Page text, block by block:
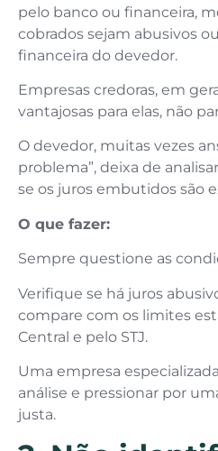
pelo banco ou financeira,
cobrados sejam abusivos
financeira do devedor.
Empresas credoras, em
vantajosas para elas, não
O devedor, muitas vezes
problema”, deixa de
se os juros embutidos são
O que fazer:
Sempre questione as
Verifique se há juros
compare com os limites
Central e pelo STJ.
Uma empresa
análise e pressionar por
justa.